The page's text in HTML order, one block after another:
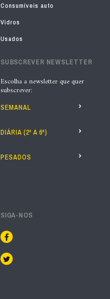
Consumíveis auto
Vidros
Usados
SUBSCREVER NEWSLETTER
Escolha a newsletter que quer
subscrever:
SEMANAL
DIÁRIA (2ª A 6ª)
PESADOS
SIGA-NOS